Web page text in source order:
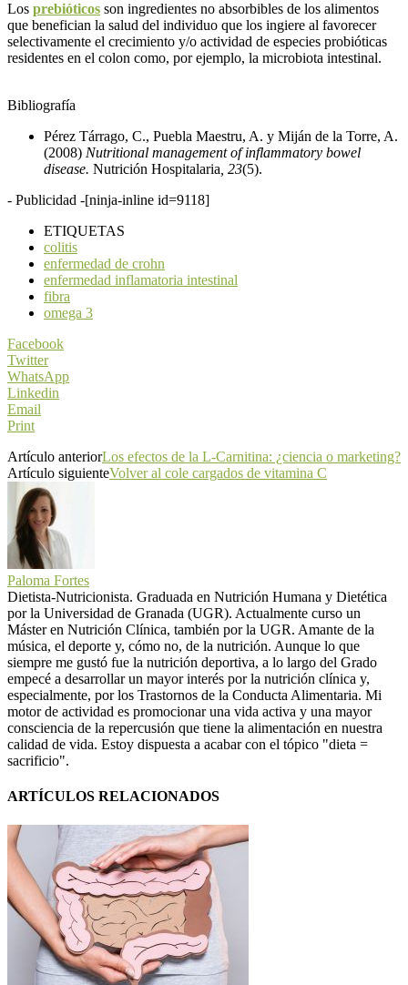
Los prebióticos son ingredientes no absorbibles de los alimentos
que benefician la salud del individuo que los ingiere al favorecer
selectivamente el crecimiento y/o actividad de especies probióticas
residentes en el colon como, por ejemplo, la microbiota intestinal.
Bibliografía
Pérez Tárrago, C., Puebla Maestru, A. y Miján de la Torre, A.
(2008) Nutritional management of inflammatory bowel
disease. Nutrición Hospitalaria , 23(5).
- Publicidad -[ninja-inline id=9118]
ETIQUETAS
colitis
enfermedad de crohn
enfermedad inflamatoria intestinal
fibra
omega 3
Facebook
Twitter
WhatsApp
Linkedin
Email
Print
Artículo anteriorLos efectos de la L-Carnitina: ¿ciencia o marketing?
Artículo siguienteVolver al cole cargados de vitamina C
Paloma Fortes
Dietista-Nutricionista. Graduada en Nutrición Humana y Dietética
por la Universidad de Granada (UGR). Actualmente curso un
Máster en Nutrición Clínica, también por la UGR. Amante de la
música, el deporte y, cómo no, de la nutrición. Aunque lo que
siempre me gustó fue la nutrición deportiva, a lo largo del Grado
empecé a desarrollar un mayor interés por la nutrición clínica y,
especialmente, por los Trastornos de la Conducta Alimentaria. Mi
motor de actividad es promocionar una vida activa y una mayor
consciencia de la repercusión que tiene la alimentación en nuestra
calidad de vida. Estoy dispuesta a acabar con el tópico "dieta =
sacrificio".
ARTÍCULOS RELACIONADOS